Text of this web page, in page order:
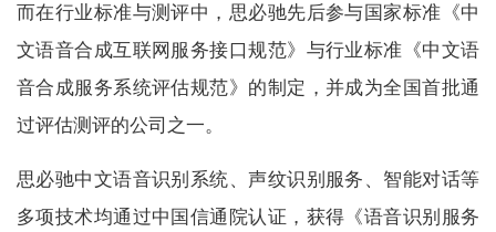
而在行业标准与测评中，思必驰先后参与国家标准《中
文语音合成互联网服务接口规范》与行业标准《中文语
音合成服务系统评估规范》的制定，并成为全国首批通
过评估测评的公司之一。
思必驰中文语音识别系统、声纹识别服务、智能对话等
多项技术均通过中国信通院认证，获得《语音识别服务